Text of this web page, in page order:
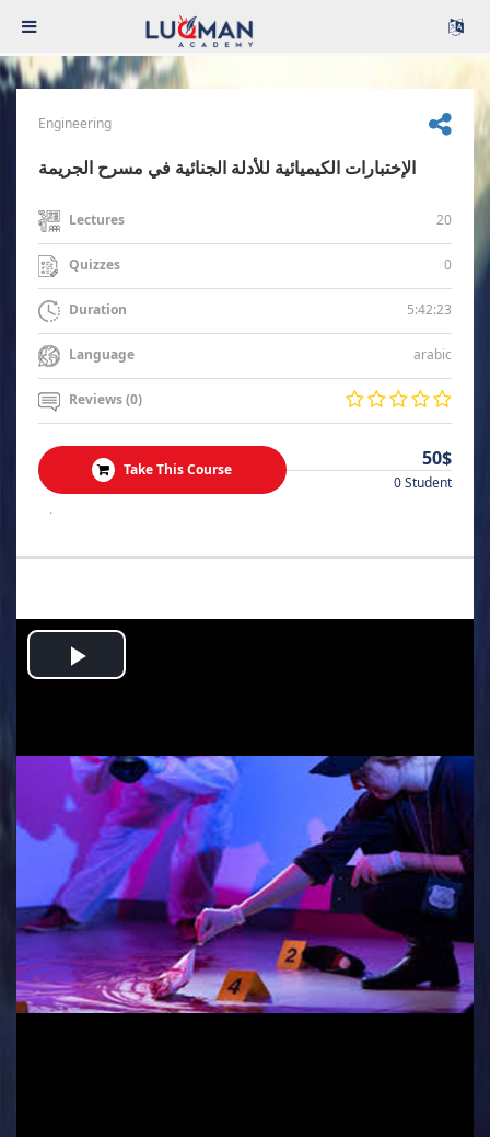
Engineering
الإختبارات الكيميائية للأدلة الجنائية في مسرح الجريمة
Lectures 20
Quizzes 0
Duration 5:42:23
Language arabic
Reviews (0)
Take This Course 50$
0 Student
.
Play